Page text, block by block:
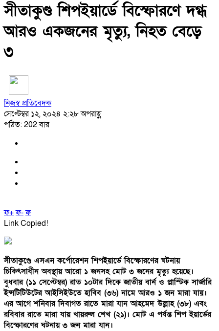
সীতাকুণ্ড শিপইয়ার্ডে বিস্ফোরণে দগ্ধ
আরও একজনের মৃত্যু, নিহত বেড়ে
৩
নিজস্ব প্রতিবেদক
সেপ্টেম্বর ১২, ২০২৪ ২:২৮ অপরাহ্ণ
পঠিত: 202 বার
ফ+ফ-ফ
Link Copied!
সীতাকুণ্ডে এসএন কর্পোরেশন শিপইয়ার্ডে বিস্ফোরণের ঘটনায়
চিকিৎসাধীন অবস্থায় আরো ১ জনসহ মোট ৩ জনের মৃত্যু হয়েছে।
বুধবার (১১ সেপ্টেম্বর) রাত ১০টার দিকে জাতীয় বার্ন ও প্লাস্টিক সার্জারি
ইন্সটিটিউটের আইসিইউতে হাবিব (৩৬) নামে আরও ১ জন মারা যায়।
এর আগে শনিবার দিবাগত রাতে মারা যান আহমেদ উল্লাহ (৩৮) এবং
রবিবার রাতে মারা যায় খায়রুল শেখ (২১)। মোট এ পর্যন্ত শিপ ইয়ার্ডের
বিস্ফোরণের ঘটনায় ৩ জন মারা যান।